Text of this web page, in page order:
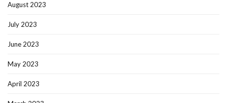
August 2023
July 2023
June 2023
May 2023
April 2023